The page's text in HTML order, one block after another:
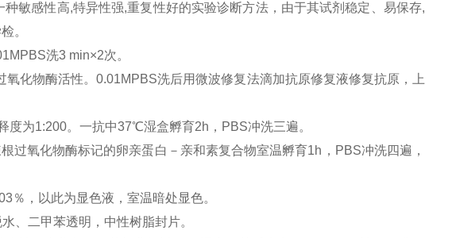
种敏感性高,特异性强,重复性好的实验诊断方法，由于其试剂稳定、易保存,
。
洗3 min×2次。
氧化物酶活性。0.01MPBS洗后用微波修复法滴加抗原修复液修复抗原，上
度为1:200。一抗中37℃湿盒孵育2h ， PBS冲洗三遍。
过氧化物酶标记的卵亲蛋白－亲和素复合物室温孵育1h ， PBS冲洗四遍，
％，以此为显色液，室温暗处显色。
、二甲苯透明，中性树脂封片。